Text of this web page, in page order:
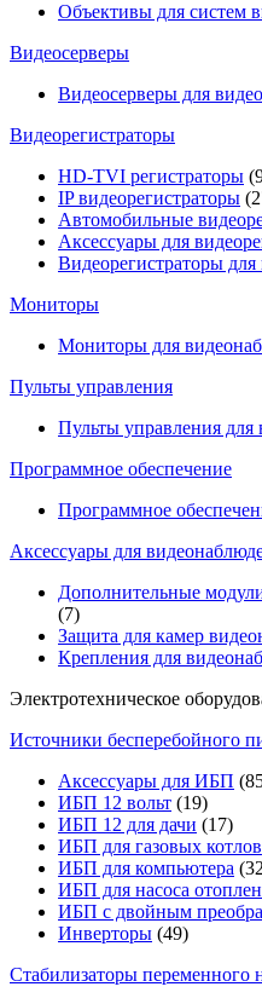
Объективы для систем
Видеосерверы
Видеосерверы для
Видеорегистраторы
HD-TVI регистраторы
IP видеорегистраторы
Автомобильные
Аксессуары для
Видеорегистраторы
Мониторы
Мониторы для
Пульты управления
Пульты управления для
Программное обеспечение
Программное
Аксессуары для
Дополнительные
(7)
Защита для камер
Крепления для
Электротехническое
Источники бесперебойного
Аксессуары для ИБП
ИБП 12 вольт (19)
ИБП 12 для дачи (17)
ИБП для газовых котлов
ИБП для компьютера
ИБП для насоса
ИБП с двойным
Инверторы (49)
Стабилизаторы переменного